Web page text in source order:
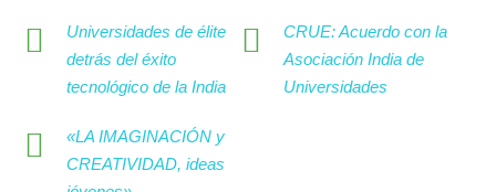
Universidades de élite
detrás del éxito
tecnológico de la India
CRUE: Acuerdo con la
Asociación India de
Universidades
«LA IMAGINACIÓN y
CREATIVIDAD, ideas